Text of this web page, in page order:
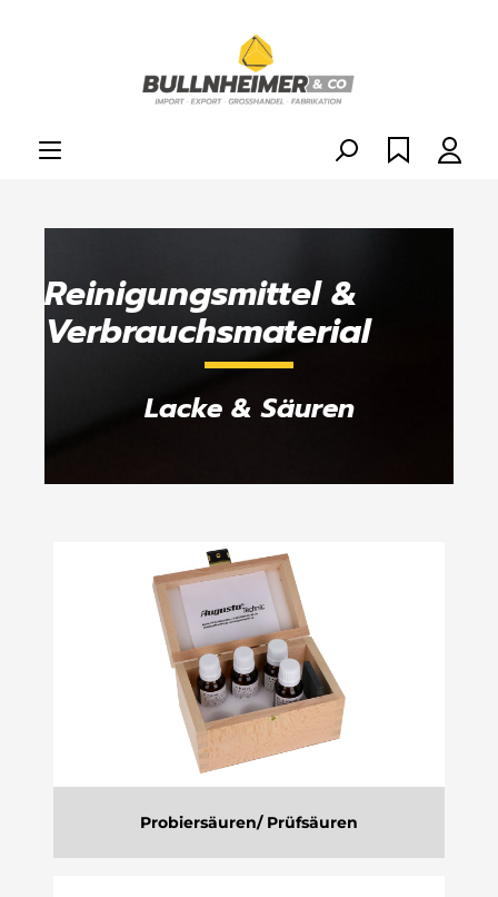
Reinigungsmittel &
Verbrauchsmaterial
Lacke & Säuren
Probiersäuren/ Prüfsäuren